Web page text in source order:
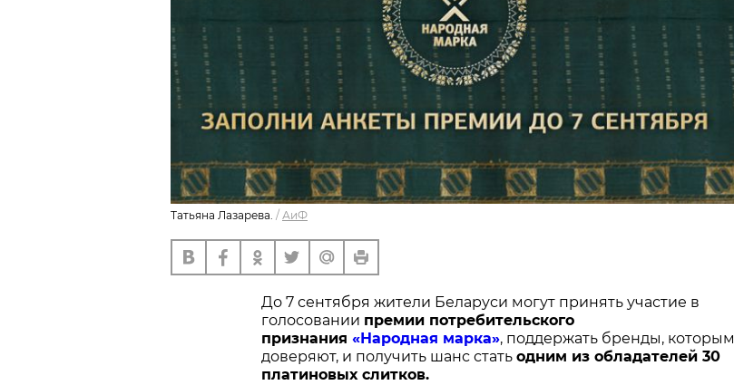
Татьяна Лазарева. / АиФ
До 7 сентября жители Беларуси могут принять участие в
голосовании премии потребительского
признания «Народная марка», поддержать бренды, которым
доверяют, и получить шанс стать одним из обладателей 30
платиновых слитков.